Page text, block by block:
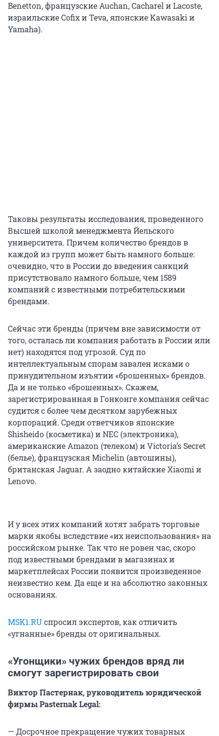
Benetton, французские Auchan, Cacharel и Lacoste,
израильские Cofix и Teva, японские Kawasaki и
Yamaha).
Таковы результаты исследования, проведенного
Высшей школой менеджмента Йельского
университета. Причем количество брендов в
каждой из групп может быть намного больше:
очевидно, что в России до введения санкций
присутствовало намного больше, чем 1589
компаний с известными потребительскими
брендами.
Сейчас эти бренды (причем вне зависимости от
того, осталась ли компания работать в России или
нет) находятся под угрозой. Суд по
интеллектуальным спорам завален исками о
принудительном изъятии «брошенных» брендов.
Да и не только «брошенных». Скажем,
зарегистрированная в Гонконге компания сейчас
судится с более чем десятком зарубежных
корпораций. Среди ответчиков японские
Shisheido (косметика) и NEC (электроника),
американские Amazon (телеком) и Victoria’s Secret
(белье), французская Michelin (автошины),
британская Jaguar. А заодно китайские Xiaomi и
Lenovo.
И у всех этих компаний хотят забрать торговые
марки якобы вследствие «их неиспользования» на
российском рынке. Так что не ровен час, скоро
под известными брендами в магазинах и
маркетплейсах России появится произведенное
неизвестно кем. Да еще и на абсолютно законных
основаниях.
MSK1.RUспросил экспертов, как отличить
«угнанные» бренды от оригинальных.
«Угонщики» чужих брендов вряд ли
смогут зарегистрировать свои
Виктор Пастернак, руководитель юридической
фирмы Pasternak Legal:
— Досрочное прекращение чужих товарных